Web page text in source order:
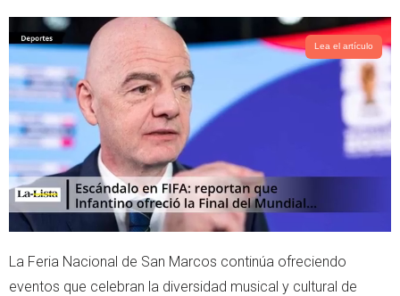
Lea el artículo
La Feria Nacional de San Marcos continúa ofreciendo
eventos que celebran la diversidad musical y cultural de